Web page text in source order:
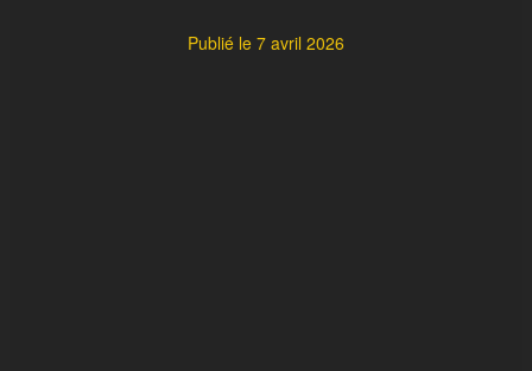
Publié le 7 avril 2026